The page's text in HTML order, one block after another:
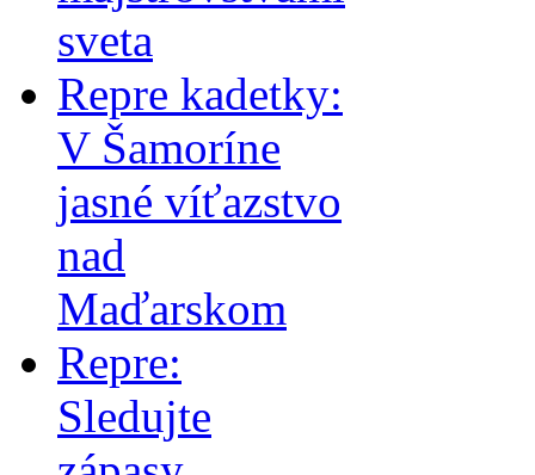
sveta
Repre kadetky:
V Šamoríne
jasné víťazstvo
nad
Maďarskom
Repre:
Sledujte